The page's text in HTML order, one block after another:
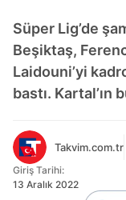
Süper Lig’de
Beşiktaş,
Laidouni’yi
bastı.
Takvim.com.tr
Giriş Tarihi:
13 Aralık 2022